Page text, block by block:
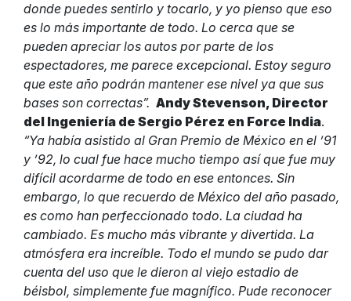
donde puedes sentirlo y tocarlo, y yo pienso que eso
es lo más importante de todo. Lo cerca que se
pueden apreciar los autos por parte de los
espectadores, me parece excepcional. Estoy seguro
que este año podrán mantener ese nivel ya que sus
bases son correctas”. Andy Stevenson, Director
del Ingeniería de Sergio Pérez en Force India.
“Ya había asistido al Gran Premio de México en el ’91
y ’92, lo cual fue hace mucho tiempo así que fue muy
difícil acordarme de todo en ese entonces. Sin
embargo, lo que recuerdo de México del año pasado,
es como han perfeccionado todo. La ciudad ha
cambiado. Es mucho más vibrante y divertida. La
atmósfera era increíble. Todo el mundo se pudo dar
cuenta del uso que le dieron al viejo estadio de
béisbol, simplemente fue magnífico. Pude reconocer